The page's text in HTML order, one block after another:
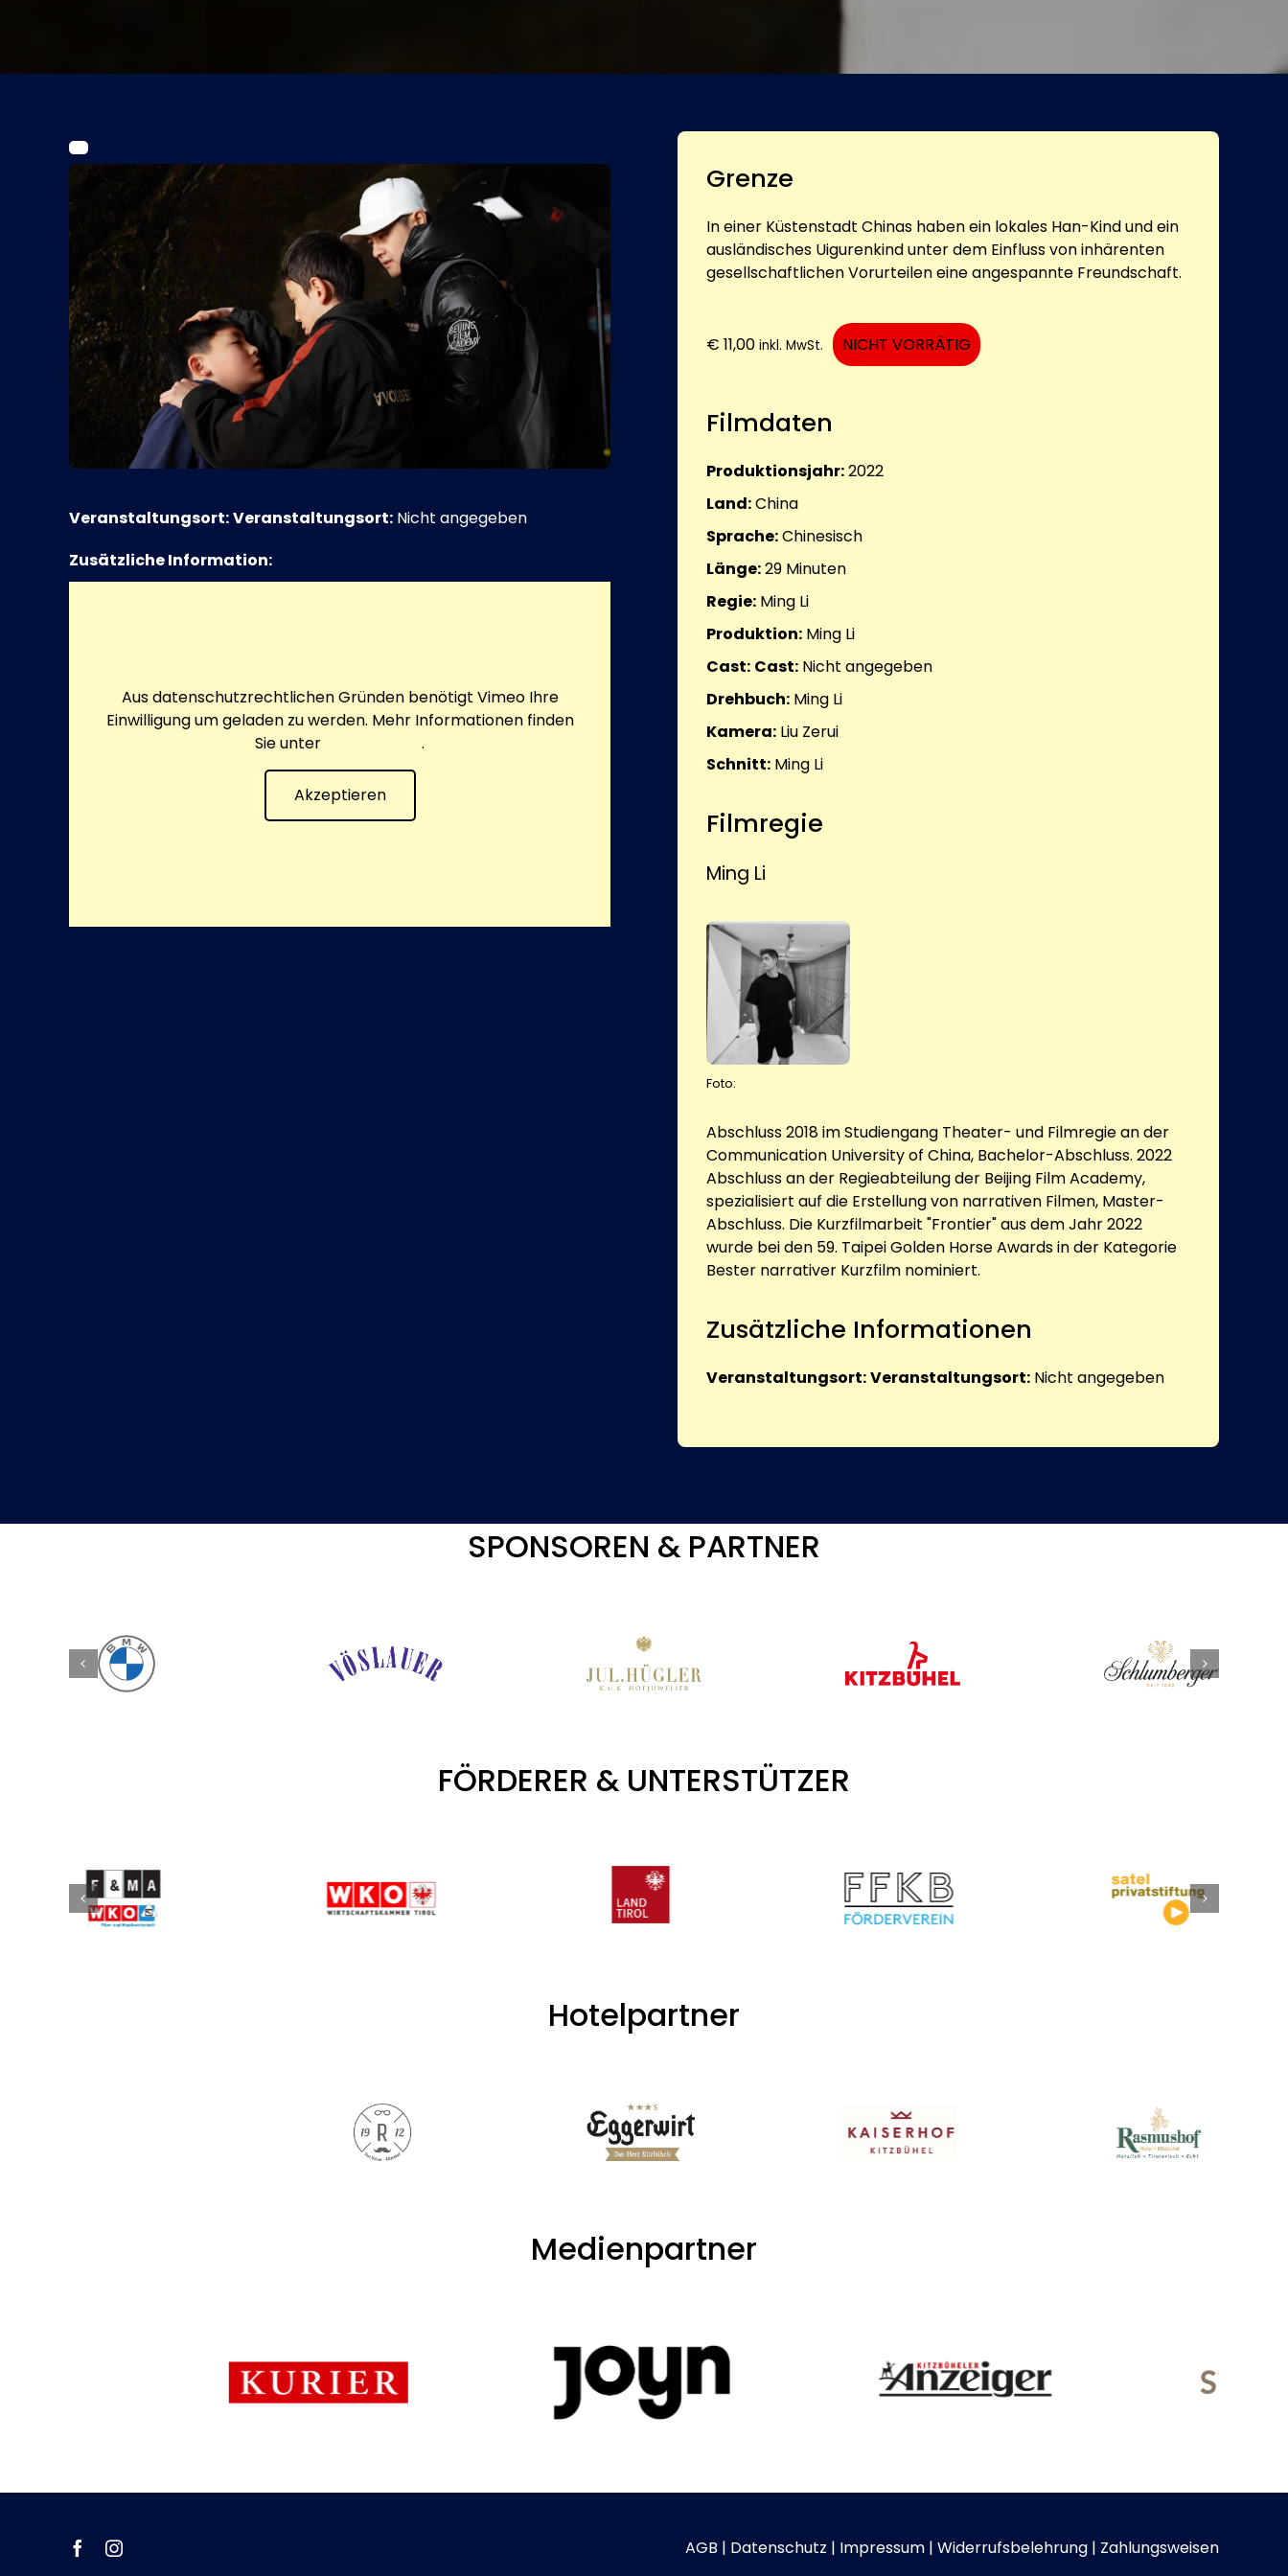
Veranstaltungsort:Veranstaltungsort: Nicht angegeben
Zusätzliche Information:
Aus datenschutzrechtlichen Gründen benötigt Vimeo Ihre
Einwilligung um geladen zu werden. Mehr Informationen finden
Sie unter
.
Akzeptieren
Grenze
In einer Küstenstadt Chinas haben ein lokales Han-Kind und ein
ausländisches Uigurenkind unter dem Einfluss von inhärenten
gesellschaftlichen Vorurteilen eine angespannte Freundschaft.
€ 11,00 inkl. MwSt. NICHT VORRÄTIG
Filmdaten
Produktionsjahr:2022
Land:China
Sprache:Chinesisch
Länge:29 Minuten
Regie: Ming Li
Produktion: Ming Li
Cast: Cast: Nicht angegeben
Drehbuch: Ming Li
Kamera: Liu Zerui
Schnitt: Ming Li
Filmregie
Ming Li
Foto:
Abschluss 2018 im Studiengang Theater- und Filmregie an der
Communication University of China, Bachelor-Abschluss. 2022
Abschluss an der Regieabteilung der Beijing Film Academy,
spezialisiert auf die Erstellung von narrativen Filmen, Master-
Abschluss. Die Kurzfilmarbeit "Frontier" aus dem Jahr 2022
wurde bei den 59. Taipei Golden Horse Awards in der Kategorie
Bester narrativer Kurzfilm nominiert.
Zusätzliche Informationen
Veranstaltungsort:Veranstaltungsort: Nicht angegeben
SPONSOREN & PARTNER
FÖRDERER & UNTERSTÜTZER
Hotelpartner
Medienpartner
AGB | Datenschutz | Impressum |Widerrufsbelehrung | Zahlungsweisen